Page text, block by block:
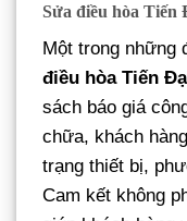
Sửa điều hòa Tiến
Một trong những
điều hòa Tiến
sách báo giá
chữa, khách
trạng thiết bị,
Cam kết không